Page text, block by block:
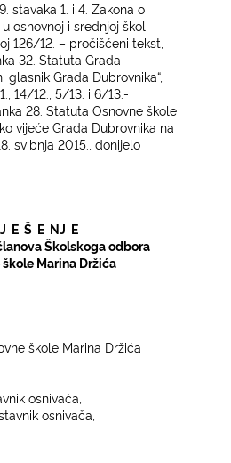
stavaka 1. i 4. Zakona o
osnovnoj i srednjoj školi
126/12. – pročišćeni tekst,
32. Statuta Grada
glasnik Grada Dubrovnika“,
14/12., 5/13. i 6/13.-
28. Statuta Osnovne škole
vijeće Grada Dubrovnika na
svibnja 2015., donijelo
J E Š E NJ E­
Školskoga odbora­
Marina Držića
škole Marina Držića
osnivača,
osnivača,